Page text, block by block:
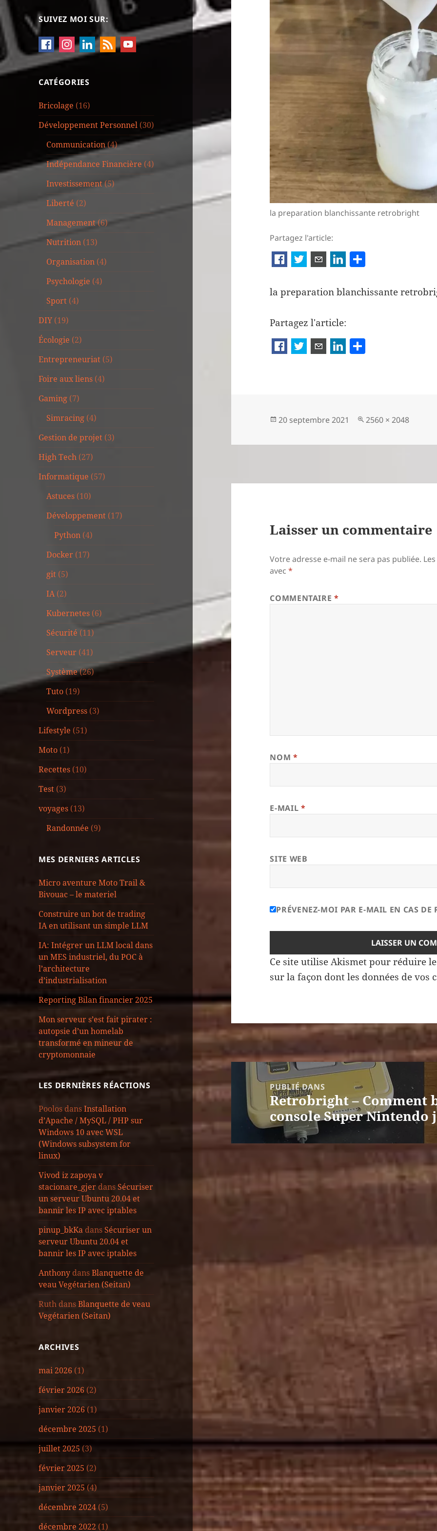
SUIVEZ MOI SUR:
CATÉGORIES
Bricolage (16)
Développement Personnel (30)
Communication(4)
Indépendance Financière (4)
Investissement (5)
Liberté (2)
Management(6)
Nutrition (13)
Organisation (4)
Psychologie (4)
Sport (4)
DIY (19)
Écologie (2)
Entrepreneuriat (5)
Foire aux liens (4)
Gaming (7)
Simracing (4)
Gestion de projet (3)
High Tech (27)
Informatique (57)
Astuces (10)
Développement (17)
Python (4)
Docker (17)
git (5)
IA(2)
Kubernetes (6)
Sécurité (11)
Serveur (41)
Système(26)
Tuto (19)
Wordpress (3)
Lifestyle (51)
Moto (1)
Recettes (10)
Test (3)
voyages (13)
Randonnée (9)
MES DERNIERS ARTICLES
Micro aventure Moto Trail &
Bivouac – le materiel
Construire un bot de trading
IA en utilisant un simple LLM
IA: Intégrer un LLM local dans
un MES industriel, du POC à
l’architecture
d’industrialisation
Reporting Bilan financier 2025
Mon serveur s’est fait pirater :
autopsie d’un homelab
transformé en mineur de
cryptomonnaie
LES DERNIÈRES RÉACTIONS
Poolos dansInstallation
d’Apache / MySQL / PHP sur
Windows 10 avec WSL
(Windows subsystem for
linux)
Vivod iz zapoya v
stacionare_gjer dansSécuriser
un serveur Ubuntu 20.04 et
bannir les IP avec iptables
pinup_bkKa dans Sécuriser un
serveur Ubuntu 20.04 et
bannir les IP avec iptables
Anthony dansBlanquette de
veau Vegétarien (Seitan)
Ruth dansBlanquette de veau
Vegétarien (Seitan)
ARCHIVES
mai 2026 (1)
février 2026 (2)
janvier 2026 (1)
décembre 2025 (1)
juillet 2025 (3)
février 2025 (2)
janvier 2025 (4)
décembre 2024 (5)
décembre 2022 (1)
la preparation blanchissante retrobright
Partagez l'article:
ta
la preparation blanchissante
Partagez l'article:
er
Publié
20 septembre 2021
Taille
2560 × 2048
Laisser un commentaire
Votre adresse e-mail ne sera pas publiée.
avec*
COMMENTAIRE*
NOM *
E-MAIL *
SITE WEB
PRÉVENEZ-MOI PAR E-MAIL EN CAS
Ce site utilise Akismet pour réduire
sur la façon dont les données de vos
Navigation
de
l’article
PUBLIÉ DANS
Retrobright – Comment
console Super Nintendo